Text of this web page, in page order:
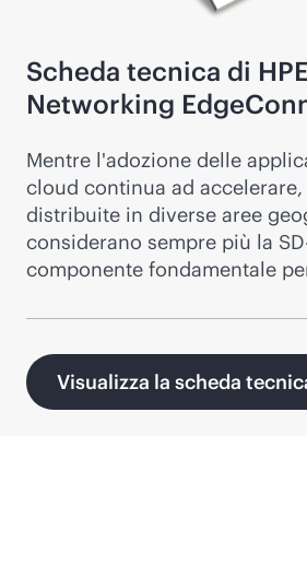
Scheda tecnica di
Networking
Mentre l'adozione delle
cloud continua ad accelerare,
distribuite in diverse aree
considerano sempre più la
componente fondamentale
Visualizza la scheda